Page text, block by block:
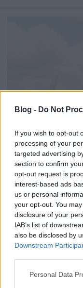
Blog - Do Not
If you wish to opt-out
processing of your
targeted advertising
section to confirm
opt-out request is
interest-based ads
us or personal
your opt-out. You
disclosure of your
IAB’s list of
also be disclosed by
Downstream
Please note that this
Personal Data
Megbocsátás
R.A.ZS.•2021. október 04.
Nagyon sokan
megbocsátásról.
meg annak, aki
haragot, mert az
gondolattal
hat, hogy olykor
ezt a…